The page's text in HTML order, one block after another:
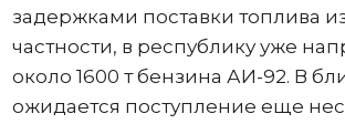
задержками поставки топлива
частности, в республику уже
около 1600 т бензина АИ-92. В
ожидается поступление еще